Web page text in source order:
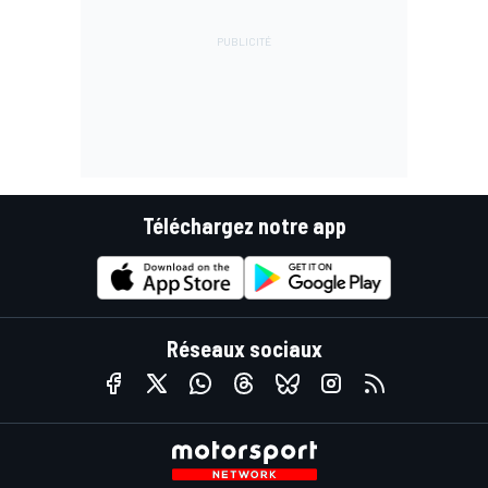
Téléchargez notre app
Réseaux sociaux